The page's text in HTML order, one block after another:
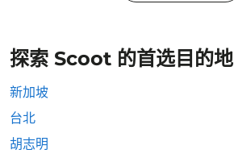
探索 Scoot 的首选目的地
新加坡
台北
胡志明